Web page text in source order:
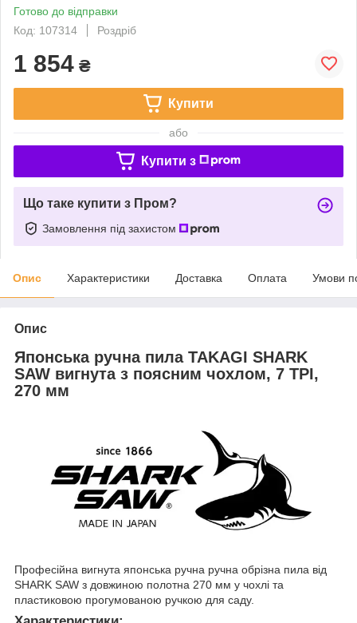
Готово до відправки
Код: 107314
Роздріб
1 854 ₴
Купити
або
Купити з
Що таке купити з Пром?
Замовлення під захистом
Опис Характеристики Доставка Оплата Умови
Опис
Японська ручна пила TAKAGI SHARK
SAW вигнута з поясним чохлом, 7 TPI,
270 мм
Професійна вигнута японська ручна ручна обрізна пила від
SHARK SAW з довжиною полотна 270 мм у чохлі та
пластиковою прогумованою ручкою для саду.